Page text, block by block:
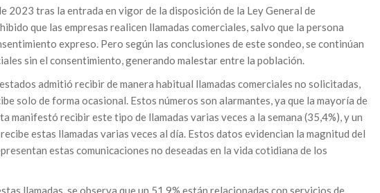
2023 tras la entrada en vigor de la disposición de la Ley General de
que las empresas realicen llamadas comerciales, salvo que la persona
expreso. Pero según las conclusiones de este sondeo, se continúan
sin el consentimiento, generando malestar entre la población.
admitió recibir de manera habitual llamadas comerciales no solicitadas,
solo de forma ocasional. Estos números son alarmantes, ya que la mayoría de
manifestó recibir este tipo de llamadas varias veces a la semana (35,4%), y un
estas llamadas varias veces al día. Estos datos evidencian la magnitud del
estas comunicaciones no deseadas en la vida cotidiana de los
llamadas, se observa que un 51,9% están relacionadas con servicios de